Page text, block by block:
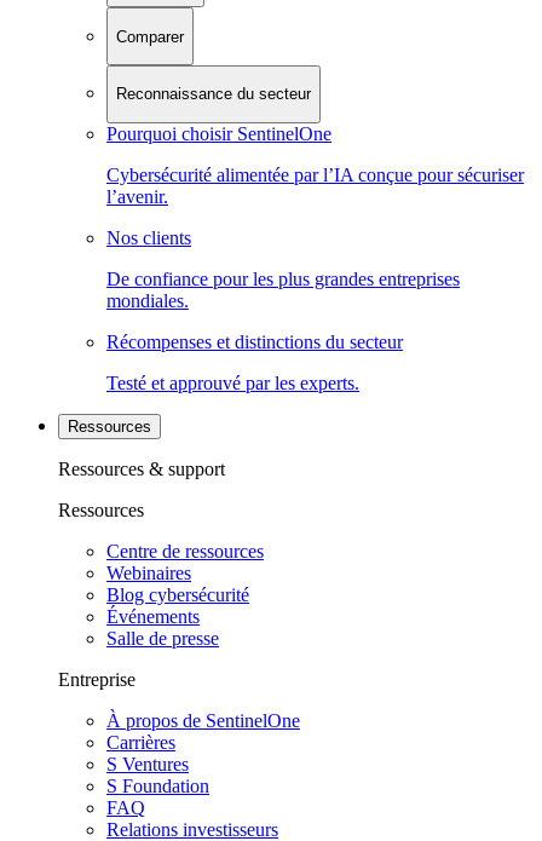
Comparer
Reconnaissance du secteur
Pourquoi choisir SentinelOne
Cybersécurité alimentée par l’IA conçue pour sécuriser
l’avenir.
Nos clients
De confiance pour les plus grandes entreprises
mondiales.
Récompenses et distinctions du secteur
Testé et approuvé par les experts.
Ressources
Ressources & support
Ressources
Centre de ressources
Webinaires
Blog cybersécurité
Événements
Salle de presse
Entreprise
À propos de SentinelOne
Carrières
S Ventures
S Foundation
FAQ
Relations investisseurs